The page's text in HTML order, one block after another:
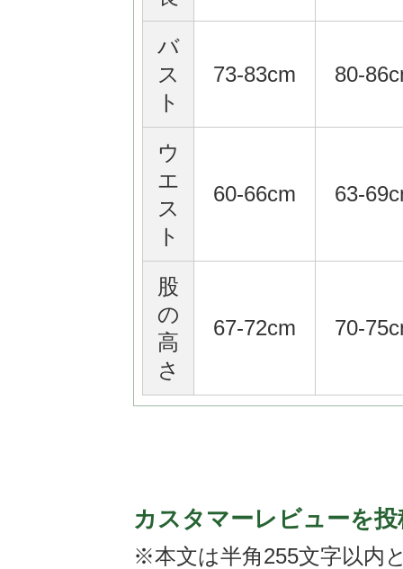
バ
ス
ト
73-83cm 80-
ウ
エ
ス
ト
60-66cm 63-
股
の
高
さ
67-72cm 70-
カスタマーレビューを
※本文は半角255文字以内